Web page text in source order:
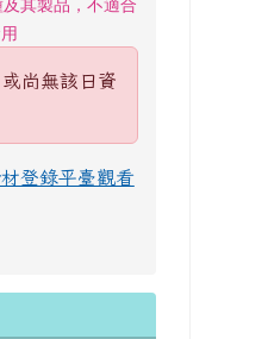
其製品，不適合
尚無該日資
登錄平臺觀看
容